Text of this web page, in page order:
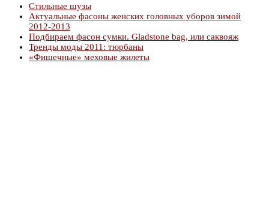
Стильные шузы
Актуальные фасоны женских головных уборов зимой
2012-2013
Подбираем фасон сумки. Gladstone bag, или саквояж
Тренды моды 2011: тюрбаны
«Фишечные» меховые жилеты